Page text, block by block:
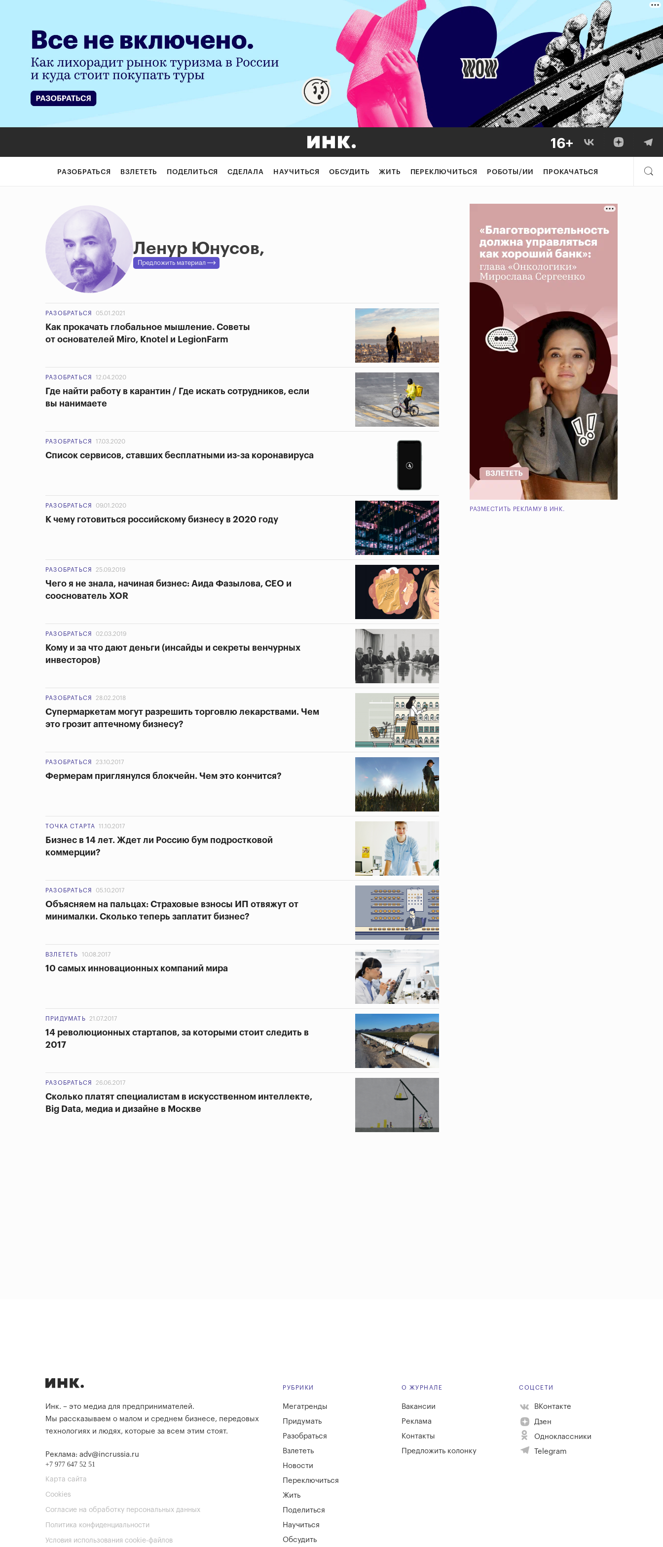
РАЗОБРАТЬСЯ ВЗЛЕТЕТЬ ПОДЕЛИТЬСЯ СДЕЛАЛА НАУЧИТЬСЯ ОБСУДИТЬ ЖИТЬ ПЕРЕКЛЮЧИТЬСЯ РОБОТЫ/ИИ ПРОКАЧАТЬСЯ
Ленур Юнусов,
Предложить материал
РАЗОБРАТЬСЯ 05.01.2021
Как прокачать глобальное мышление. Советы
от основателей Miro, Knotel и LegionFarm
РАЗОБРАТЬСЯ 12.04.2020
Где найти работу в карантин / Где искать сотрудников, если
вы нанимаете
РАЗОБРАТЬСЯ 17.03.2020
Список сервисов, ставших бесплатными из-за коронавируса
РАЗОБРАТЬСЯ 09.01.2020
К чему готовиться российскому бизнесу в 2020 году
РАЗОБРАТЬСЯ 25.09.2019
Чего я не знала, начиная бизнес: Аида Фазылова, СЕО и
сооснователь XOR
РАЗОБРАТЬСЯ 02.03.2019
Кому и за что дают деньги (инсайды и секреты венчурных
инвесторов)
РАЗОБРАТЬСЯ 28.02.2018
Супермаркетам могут разрешить торговлю лекарствами. Чем
это грозит аптечному бизнесу?
РАЗОБРАТЬСЯ 23.10.2017
Фермерам приглянулся блокчейн. Чем это кончится?
ТОЧКА СТАРТА 11.10.2017
Бизнес в 14 лет. Ждет ли Россию бум подростковой
коммерции?
РАЗОБРАТЬСЯ 05.10.2017
Объясняем на пальцах: Страховые взносы ИП отвяжут от
минималки. Сколько теперь заплатит бизнес?
ВЗЛЕТЕТЬ 10.08.2017
10 самых инновационных компаний мира
ПРИДУМАТЬ 21.07.2017
14 революционных стартапов, за которыми стоит следить в
2017
РАЗОБРАТЬСЯ 26.06.2017
Сколько платят специалистам в искусственном интеллекте,
Big Data, медиа и дизайне в Москве
РАЗМЕСТИТЬ РЕКЛАМУ В ИНК.
Инк. – это медиа для предпринимателей.
Мы рассказываем о малом и среднем бизнесе, передовых
технологиях и людях, которые за всем этим стоят.
Реклама: adv@incrussia.ru
+7 977 647 52 51
Карта сайта
Cookies
Согласие на обработку персональных данных
Политика конфиденциальности
Условия использования cookie-файлов
РУБРИКИ
Мегатренды
Придумать
Разобраться
Взлететь
Новости
Переключиться
Жить
Поделиться
Научиться
Обсудить
О ЖУРНАЛЕ
Вакансии
Реклама
Контакты
Предложить колонку
СОЦСЕТИ
ВКонтакте
Дзен
Одноклассники
Telegram